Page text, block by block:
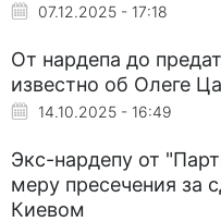
07.12.2025 - 17:18
От нардепа до
известно об Олеге
14.10.2025 - 16:49
Экс-нардепу от
меру пресечения за
Киевом